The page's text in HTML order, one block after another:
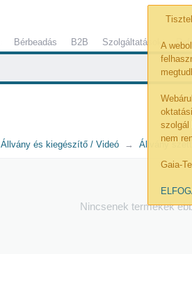
A
szolgál
nem
Gaia-
Bérbeadás B2B Szolgáltatások
Állvány és kiegészítő / Videó Állvány szett
Nincsenek termékek